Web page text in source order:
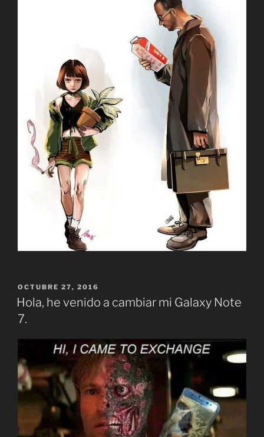
PUBLICADO
EL
OCTUBRE 27, 2016
Hola, he venido a cambiar mi Galaxy Note
7.